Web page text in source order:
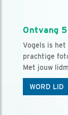
Ontvang
Vogels is
prachtige
Met jouw
WORD LID